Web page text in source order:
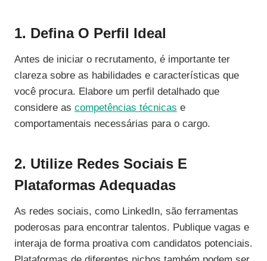
1. Defina O Perfil Ideal
Antes de iniciar o recrutamento, é importante ter
clareza sobre as habilidades e características que
você procura. Elabore um perfil detalhado que
considere as competências técnicas e
comportamentais necessárias para o cargo.
2. Utilize Redes Sociais E
Plataformas Adequadas
As redes sociais, como LinkedIn, são ferramentas
poderosas para encontrar talentos. Publique vagas e
interaja de forma proativa com candidatos potenciais.